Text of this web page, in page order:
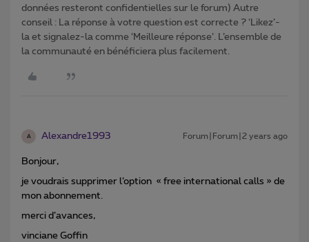
données resteront confidentielles sur le forum) Autre
conseil : La réponse à votre question est correcte ? ‘Likez’-
la et signalez-la comme ‘Meilleure réponse’. L’ensemble de
la communauté en bénéficiera plus facilement.
A Alexandre1993 Forum|Forum|2 years ago
Bonjour,
je voudrais supprimer l’option « free international calls » de
mon abonnement.
merci d’avances,
vinciane Goffin